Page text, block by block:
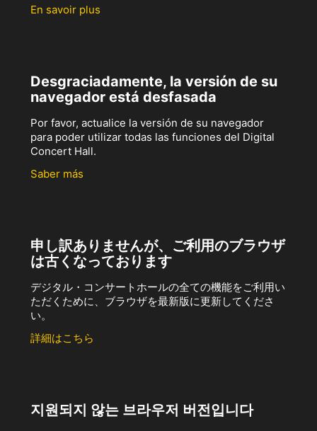
En savoir plus
Desgraciadamente, la versión de su
navegador está desfasada
Por favor, actualice la versión de su navegador
para poder utilizar todas las funciones del Digital
Concert Hall.
Saber más
申し訳ありませんが、ご利用のブラウザ
は古くなっております
デジタル・コンサートホールの全ての機能をご利用い
ただくために、ブラウザを最新版に更新してくださ
い。
詳細はこちら
지원되지 않는 브라우저 버전입니다